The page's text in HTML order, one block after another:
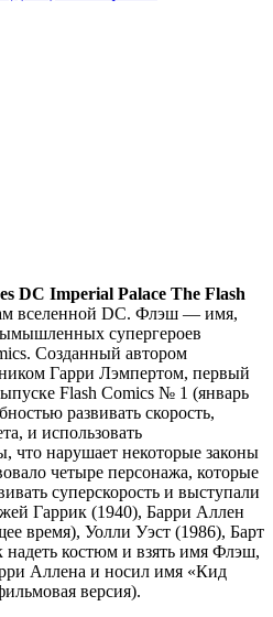
DC Imperial Palace The Flash
вселенной DC. Флэш — имя,
супергероев
Созданный автором
Гарри Лэмпертом, первый
Flash Comics № 1 (январь
развивать скорость,
и использовать
что нарушает некоторые законы
четыре персонажа, которые
суперскорость и выступали
Гаррик (1940), Барри Аллен
время), Уолли Уэст (1986), Барт
костюм и взять имя Флэш,
Аллена и носил имя «Кид
версия).